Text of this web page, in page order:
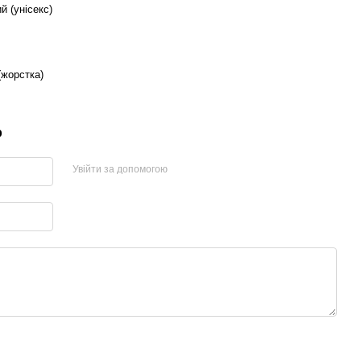
(унісекс)
Увійти за допомогою